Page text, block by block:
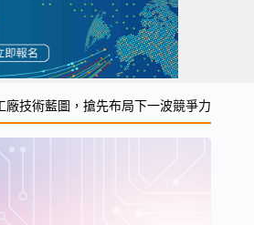
廠技術藍圖，搶先布局下一波競爭力